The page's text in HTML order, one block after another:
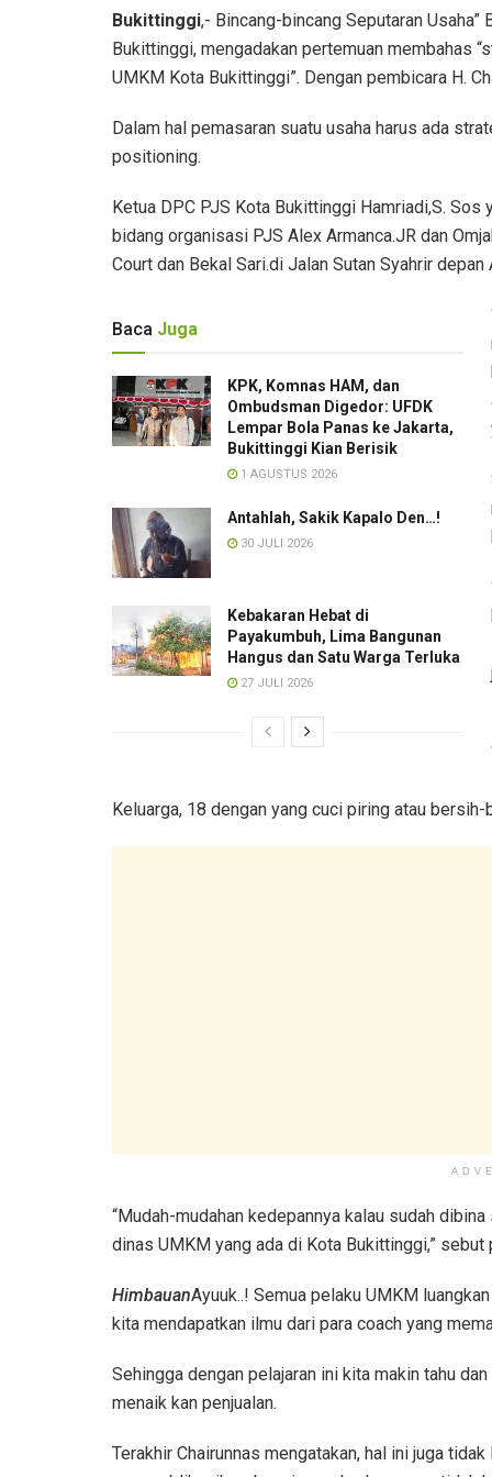
Bukittinggi,- Bincang-bincang Seputaran
Bukittinggi, mengadakan pertemuan membahas
UMKM Kota Bukittinggi”. Dengan pembicara H.
Dalam hal pemasaran suatu usaha harus ada
positioning.
Ketua DPC PJS Kota Bukittinggi Hamriadi,S. Sos
bidang organisasi PJS Alex Armanca.JR dan
Court dan Bekal Sari.di Jalan Sutan Syahrir
Baca Juga
KPK, Komnas HAM, dan
Ombudsman Digedor: UFDK
Lempar Bola Panas ke Jakarta,
Bukittinggi Kian Berisik
1 AGUSTUS 2026
Antahlah, Sakik Kapalo Den…!
30 JULI 2026
Kebakaran Hebat di
Payakumbuh, Lima Bangunan
Hangus dan Satu Warga Terluka
27 JULI 2026
Keluarga, 18 dengan yang cuci piring atau bersih-
“Mudah-mudahan kedepannya kalau sudah
dinas UMKM yang ada di Kota Bukittinggi,” sebut
HimbauanAyuuk..! Semua pelaku UMKM
kita mendapatkan ilmu dari para coach yang
Sehingga dengan pelajaran ini kita makin tahu
menaik kan penjualan.
Terakhir Chairunnas mengatakan, hal ini juga